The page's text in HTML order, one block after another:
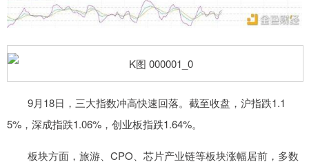
9月18日，三大指数冲高快速回落。截至收盘，沪指跌1.1
5%，深成指跌1.06%，创业板指跌1.64%。
板块方面，旅游、CPO、芯片产业链等板块涨幅居前，多数